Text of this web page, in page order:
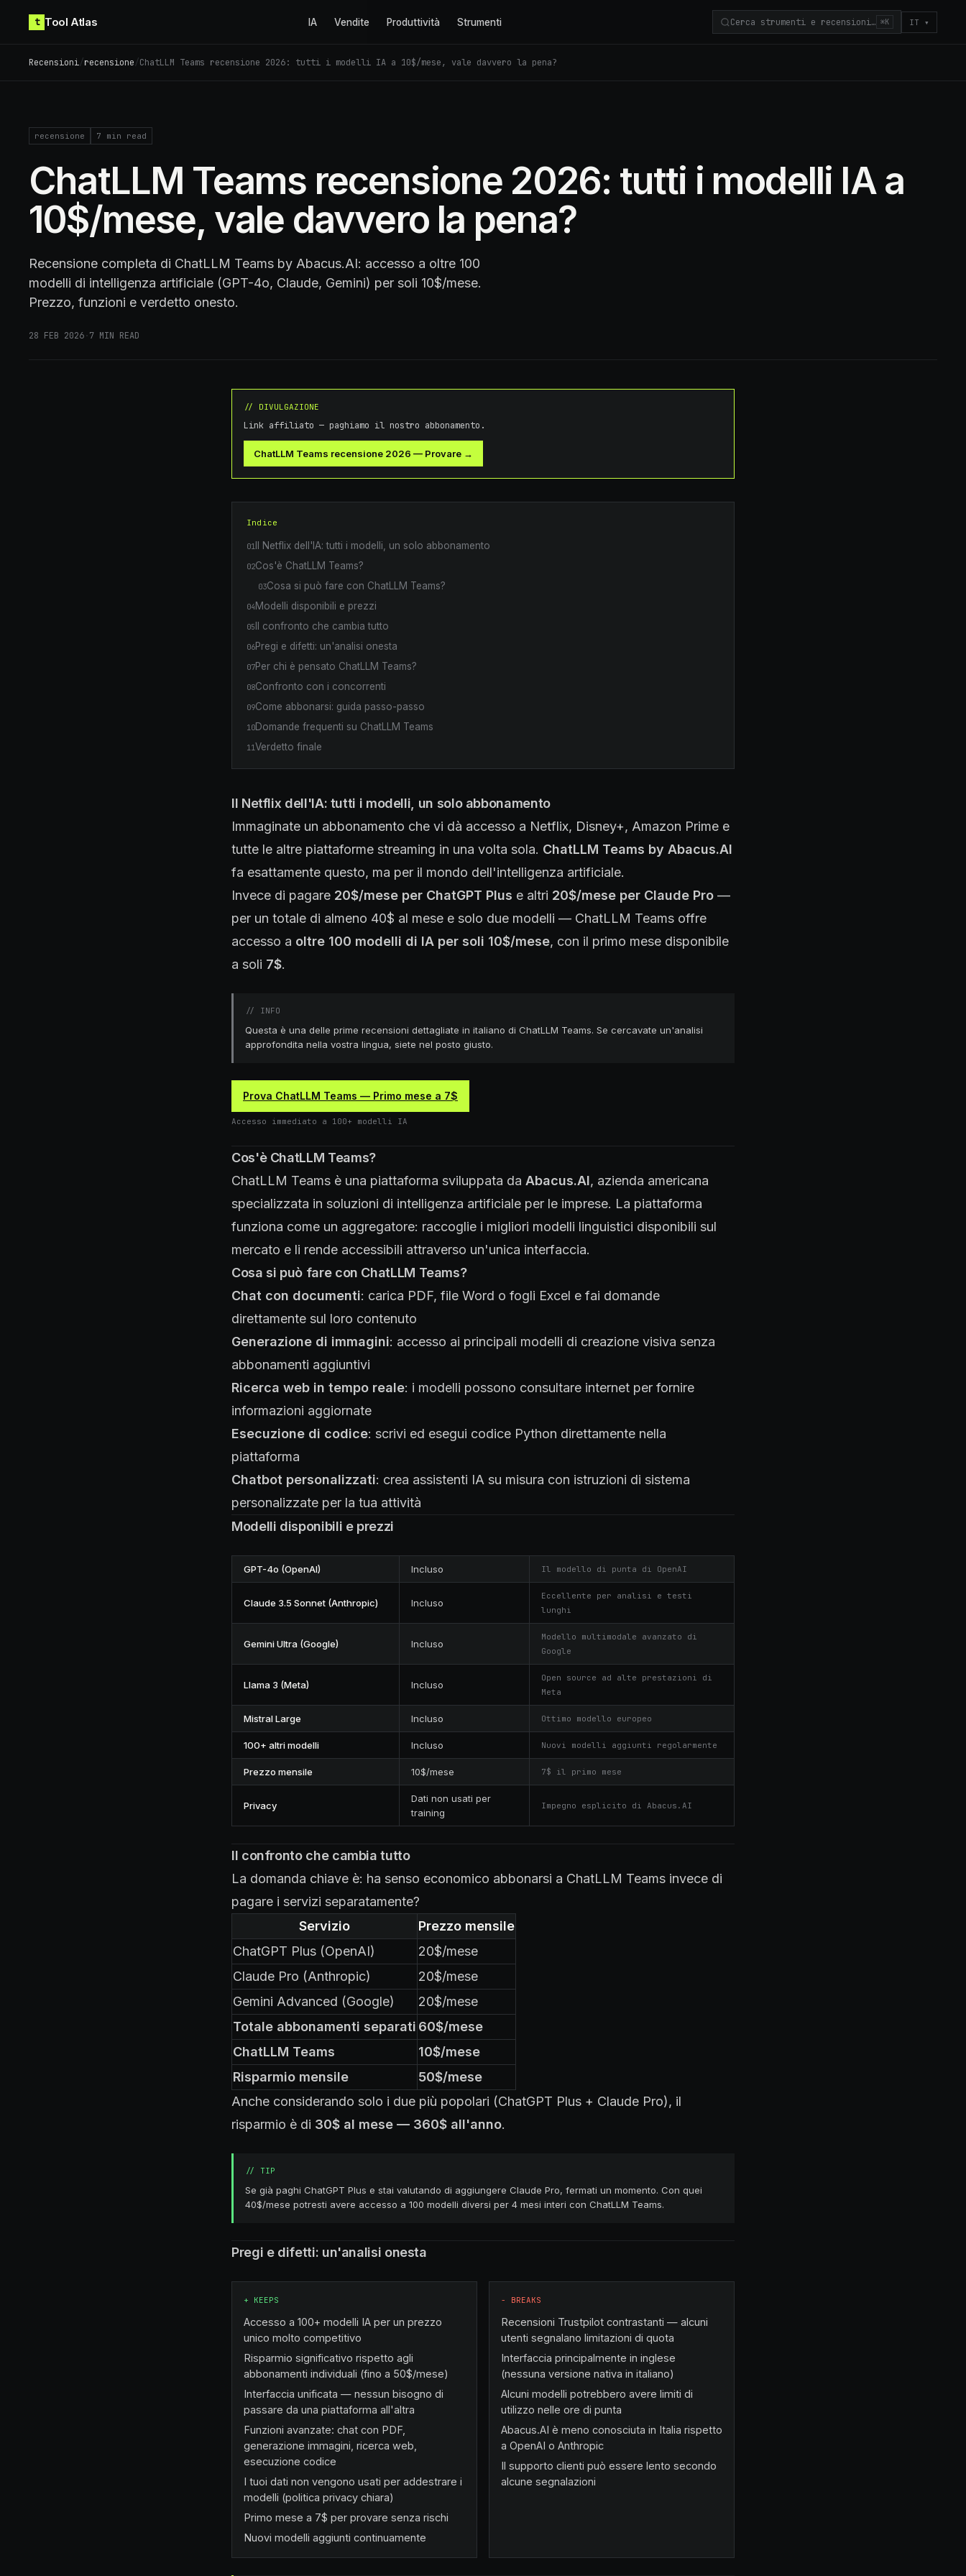
t Tool Atlas IA Vendite Produttività Strumenti Cerca strumenti e recensioni… ⌘K IT ▾
Recensioni/recensione/ChatLLM Teams recensione 2026: tutti i modelli IA a 10$/mese, vale davvero la pena?
recensione 7 min read
ChatLLM Teams recensione 2026: tutti i modelli IA a
10$/mese, vale davvero la pena?
Recensione completa di ChatLLM Teams by Abacus.AI: accesso a oltre 100
modelli di intelligenza artificiale (GPT-4o, Claude, Gemini) per soli 10$/mese.
Prezzo, funzioni e verdetto onesto.
28 FEB 2026·7 MIN READ
// DIVULGAZIONE
Link affiliato — paghiamo il nostro abbonamento.
ChatLLM Teams recensione 2026 — Provare →
Indice
01 Il Netflix dell'IA: tutti i modelli, un solo abbonamento
02Cos'è ChatLLM Teams?
03Cosa si può fare con ChatLLM Teams?
04 Modelli disponibili e prezzi
05 Il confronto che cambia tutto
06Pregi e difetti: un'analisi onesta
07Per chi è pensato ChatLLM Teams?
08Confronto con i concorrenti
09Come abbonarsi: guida passo-passo
10Domande frequenti su ChatLLM Teams
11Verdetto finale
Il Netflix dell'IA: tutti i modelli, un solo abbonamento
Immaginate un abbonamento che vi dà accesso a Netflix, Disney+, Amazon Prime e
tutte le altre piattaforme streaming in una volta sola. ChatLLM Teams by Abacus.AI
fa esattamente questo, ma per il mondo dell'intelligenza artificiale.
Invece di pagare 20$/mese per ChatGPT Plus e altri 20$/mese per Claude Pro —
per un totale di almeno 40$ al mese e solo due modelli — ChatLLM Teams offre
accesso a oltre 100 modelli di IA per soli 10$/mese, con il primo mese disponibile
a soli 7$.
// INFO
Questa è una delle prime recensioni dettagliate in italiano di ChatLLM Teams. Se cercavate un'analisi
approfondita nella vostra lingua, siete nel posto giusto.
Prova ChatLLM Teams — Primo mese a 7$
Accesso immediato a 100+ modelli IA
Cos'è ChatLLM Teams?
ChatLLM Teams è una piattaforma sviluppata da Abacus.AI, azienda americana
specializzata in soluzioni di intelligenza artificiale per le imprese. La piattaforma
funziona come un aggregatore: raccoglie i migliori modelli linguistici disponibili sul
mercato e li rende accessibili attraverso un'unica interfaccia.
Cosa si può fare con ChatLLM Teams?
Chat con documenti: carica PDF, file Word o fogli Excel e fai domande
direttamente sul loro contenuto
Generazione di immagini: accesso ai principali modelli di creazione visiva senza
abbonamenti aggiuntivi
Ricerca web in tempo reale: i modelli possono consultare internet per fornire
informazioni aggiornate
Esecuzione di codice: scrivi ed esegui codice Python direttamente nella
piattaforma
Chatbot personalizzati: crea assistenti IA su misura con istruzioni di sistema
personalizzate per la tua attività
Modelli disponibili e prezzi
GPT-4o (OpenAI) Incluso Il modello di punta di OpenAI
Claude 3.5 Sonnet (Anthropic) Incluso
Eccellente per analisi e testi
lunghi
Gemini Ultra (Google) Incluso
Modello multimodale avanzato di
Google
Llama 3 (Meta) Incluso
Open source ad alte prestazioni di
Meta
Mistral Large Incluso Ottimo modello europeo
100+ altri modelli Incluso Nuovi modelli aggiunti regolarmente
Prezzo mensile 10$/mese 7$ il primo mese
Privacy
Dati non usati per
training
Impegno esplicito di Abacus.AI
Il confronto che cambia tutto
La domanda chiave è: ha senso economico abbonarsi a ChatLLM Teams invece di
pagare i servizi separatamente?
Servizio
Prezzo mensile
ChatGPT Plus (OpenAI)
20$/mese
Claude Pro (Anthropic)
20$/mese
Gemini Advanced (Google)
20$/mese
Totale abbonamenti separati 60$/mese
ChatLLM Teams
10$/mese
Risparmio mensile
50$/mese
Anche considerando solo i due più popolari (ChatGPT Plus + Claude Pro), il
risparmio è di 30$ al mese — 360$ all'anno.
// TIP
Se già paghi ChatGPT Plus e stai valutando di aggiungere Claude Pro, fermati un momento. Con quei
40$/mese potresti avere accesso a 100 modelli diversi per 4 mesi interi con ChatLLM Teams.
Pregi e difetti: un'analisi onesta
+ KEEPS
Accesso a 100+ modelli IA per un prezzo
unico molto competitivo
Risparmio significativo rispetto agli
abbonamenti individuali (fino a 50$/mese)
Interfaccia unificata — nessun bisogno di
passare da una piattaforma all'altra
Funzioni avanzate: chat con PDF,
generazione immagini, ricerca web,
esecuzione codice
I tuoi dati non vengono usati per addestrare i
modelli (politica privacy chiara)
Primo mese a 7$ per provare senza rischi
Nuovi modelli aggiunti continuamente
− BREAKS
Recensioni Trustpilot contrastanti — alcuni
utenti segnalano limitazioni di quota
Interfaccia principalmente in inglese
(nessuna versione nativa in italiano)
Alcuni modelli potrebbero avere limiti di
utilizzo nelle ore di punta
Abacus.AI è meno conosciuta in Italia rispetto
a OpenAI o Anthropic
Il supporto clienti può essere lento secondo
alcune segnalazioni